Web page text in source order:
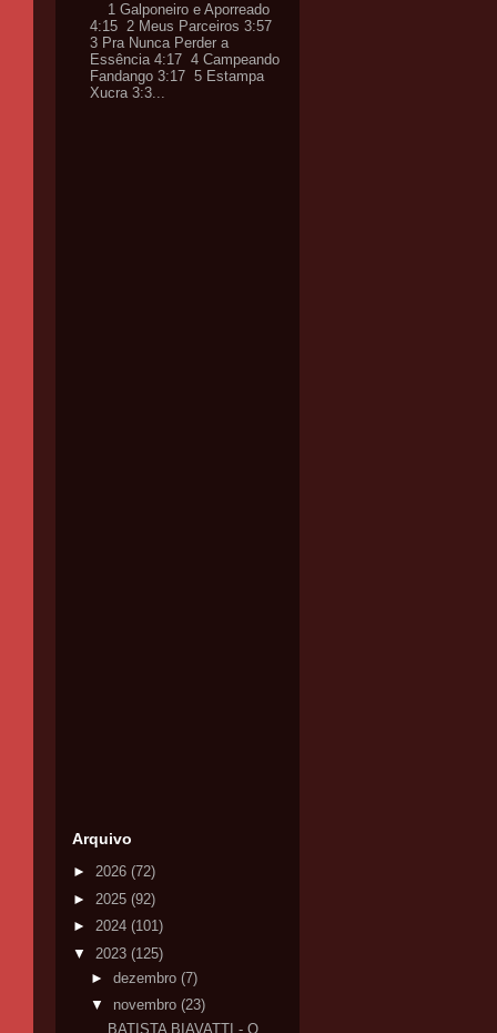
1 Galponeiro e Aporreado
4:15 2 Meus Parceiros 3:57
3 Pra Nunca Perder a
Essência 4:17 4 Campeando
Fandango 3:17 5 Estampa
Xucra 3:3...
Arquivo
► 2026 (72)
► 2025 (92)
► 2024 (101)
▼ 2023 (125)
► dezembro (7)
▼ novembro (23)
BATISTA BIAVATTI - O